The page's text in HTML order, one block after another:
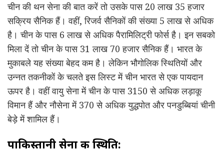
चीन की थन सेना की बात करें तो उसके पास 20 लाख 35 हजार
सक्रिय सैनिक हैं। वहीं, रिजर्व सैनिकों की संख्या 5 लाख से अधिक
है। चीन के पास 6 लाख से अधिक पैरामिलिट्री फोर्स है। इन सबको
मिला दें तो चीन के पास 31 लाख 70 हजार सैनिक हैं। भारत के
मुकाबले यह संख्या बेहद कम है। लेकिन भौगोलिक स्थितियों और
उन्नत तकनीकों के चलते इस लिस्ट में चीन भारत से एक पायदान
ऊपर है। वहीं वायु सेना में चीन के पास 3150 से अधिक लड़ाकू
विमान हैं और नौसेना में 370 से अधिक युद्धपोत और पनडुब्बियां चीनी
बेड़े में शामिल हैं।
पाकिस्तानी सेना की स्थिति: